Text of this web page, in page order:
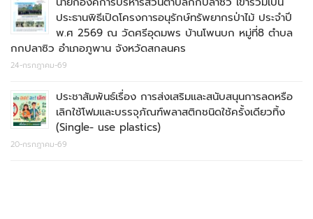
ประธานพิธีเปิดโครงการอนุรักษ์ทรัพยากรป่าไม้ ประจำปี
พ.ศ 2569 ณ วัดศรีอุดมพร บ้านโพนบก หมู่ที่8 ตำบล
กกปลาซิว อำเภอภูพาน จังหวัดสกลนคร
24-กรกฎาคม-69
ประชาสัมพันธ์เรื่อง การส่งเสริมและสนับสนุนการลดหรือ
เลิกใช้โฟมและบรรจุภัณฑ์พลาสติกชนิดใช้ครั้งเดียวทิ้ง
(Single- use plastics)
20-กรกฎาคม-69